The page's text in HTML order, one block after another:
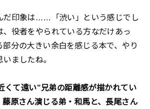
印象は……「渋い」という感じでし
、役者をやられている方なだけあっ
部分の大きい余白を感じる本で、やり
ましたね。
くて遠い”兄弟の距離感が描かれてい
藤原さん演じる弟・和馬と、長尾さん